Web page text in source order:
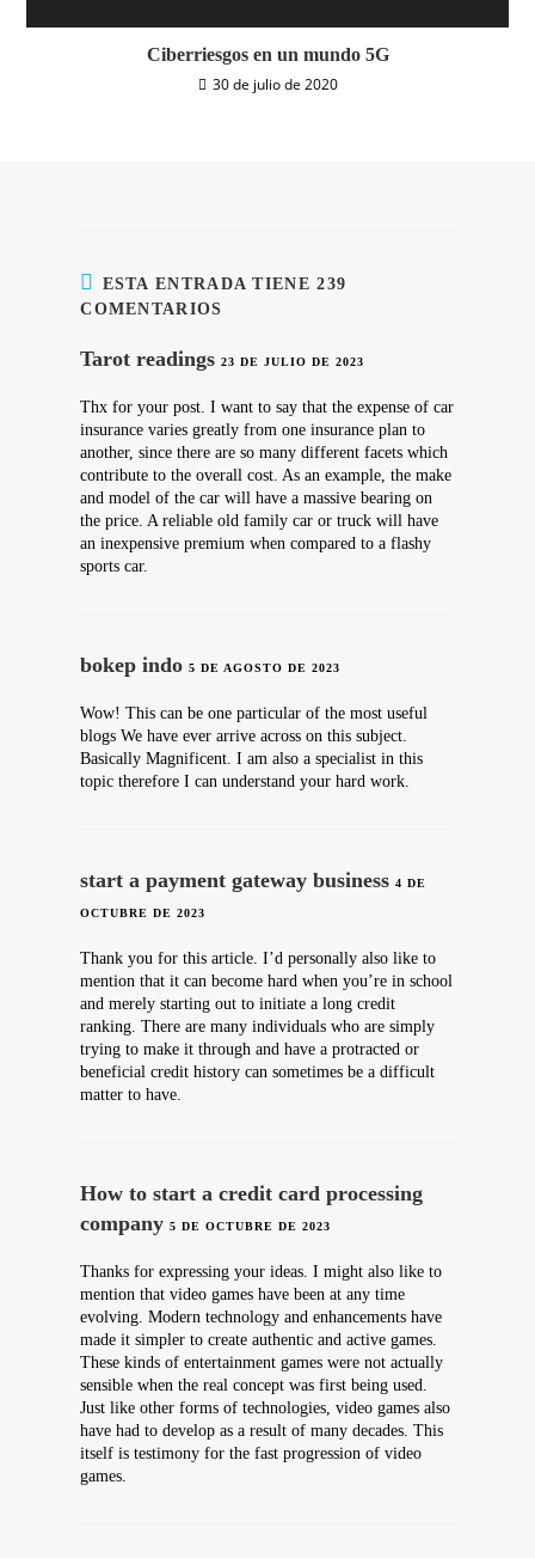
Ciberriesgos en un mundo 5G
30 de julio de 2020
ESTA ENTRADA TIENE 239
COMENTARIOS
Tarot readings 23 DE JULIO DE 2023
Thx for your post. I want to say that the expense of car
insurance varies greatly from one insurance plan to
another, since there are so many different facets which
contribute to the overall cost. As an example, the make
and model of the car will have a massive bearing on
the price. A reliable old family car or truck will have
an inexpensive premium when compared to a flashy
sports car.
bokep indo 5 DE AGOSTO DE 2023
Wow! This can be one particular of the most useful
blogs We have ever arrive across on this subject.
Basically Magnificent. I am also a specialist in this
topic therefore I can understand your hard work.
start a payment gateway business 4 DE
OCTUBRE DE 2023
Thank you for this article. I’d personally also like to
mention that it can become hard when you’re in school
and merely starting out to initiate a long credit
ranking. There are many individuals who are simply
trying to make it through and have a protracted or
beneficial credit history can sometimes be a difficult
matter to have.
How to start a credit card processing
company 5 DE OCTUBRE DE 2023
Thanks for expressing your ideas. I might also like to
mention that video games have been at any time
evolving. Modern technology and enhancements have
made it simpler to create authentic and active games.
These kinds of entertainment games were not actually
sensible when the real concept was first being used.
Just like other forms of technologies, video games also
have had to develop as a result of many decades. This
itself is testimony for the fast progression of video
games.